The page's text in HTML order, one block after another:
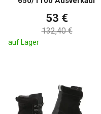
53 €
132,40 €
auf Lager